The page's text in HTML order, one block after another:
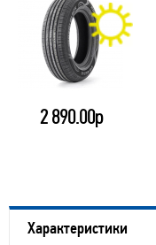
2 890.00р
Характеристики